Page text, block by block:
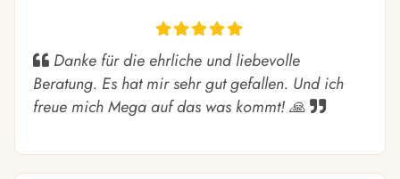
Danke für die ehrliche und liebevolle
Beratung. Es hat mir sehr gut gefallen. Und ich
freue mich Mega auf das was kommt! 🙏